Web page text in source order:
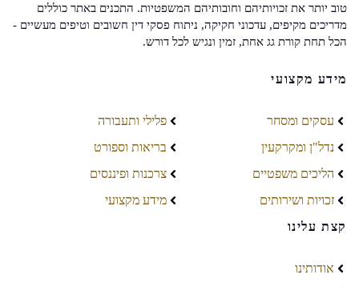
טוב יותר את זכויותיהם וחובותיהם המשפטיות. התכנים באתר כוללים
מדריכים מקיפים, עדכוני חקיקה, ניתוח פסקי דין חשובים וטיפים מעשיים -
הכל תחת קורת גג אחת, זמין ונגיש לכל דורש.
מידע מקצועי
עסקים ומסחר
נדל"ן ומקרקעין
הליכים משפטיים
זכויות ושירותים
פלילי ותעבורה
בריאות וספורט
צרכנות ופיננסים
מידע מקצועי
קצת עלינו
אודותינו